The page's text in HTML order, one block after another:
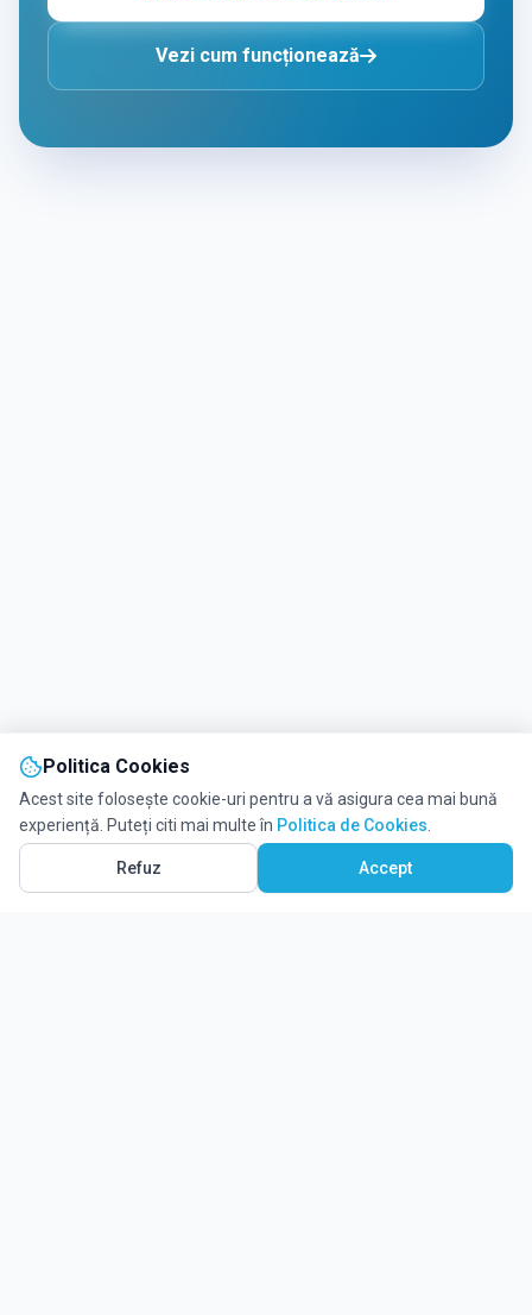
Vezi pe Hartă
Vezi cum funcționează
Politica Cookies
Acest site folosește cookie-uri pentru a vă asigura cea mai bună
experiență. Puteți citi mai multe în Politica de Cookies
Refuz Accept